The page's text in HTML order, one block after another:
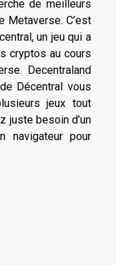
de meilleurs
Metaverse. C’est
un jeu qui a
cryptos au cours
Decentraland
Décentral vous
jeux tout
juste besoin d’un
navigateur pour